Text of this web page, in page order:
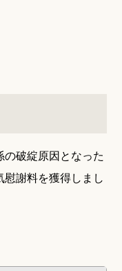
破綻原因となった
謝料を獲得しまし